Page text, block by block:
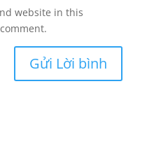
website in this